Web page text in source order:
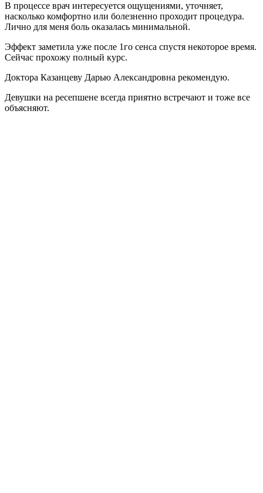
В процессе врач интересуется ощущениями, уточняет,
насколько комфортно или болезненно проходит процедура.
Лично для меня боль оказалась минимальной.
Эффект заметила уже после 1го сенса спустя некоторое время.
Сейчас прохожу полный курс.
Доктора Казанцеву Дарью Александровна рекомендую.
Девушки на ресепшене всегда приятно встречают и тоже все
объясняют.